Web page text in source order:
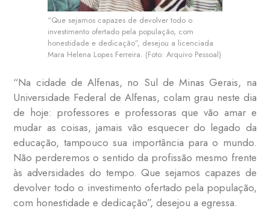
“Que sejamos capazes de devolver todo o
investimento ofertado pela população, com
honestidade e dedicação”, desejou a licenciada
Mara Helena Lopes Ferreira. (Foto: Arquivo Pessoal)
“Na cidade de Alfenas, no Sul de Minas Gerais, na
Universidade Federal de Alfenas, colam grau neste dia
de hoje: professores e professoras que vão amar e
mudar as coisas, jamais vão esquecer do legado da
educação, tampouco sua importância para o mundo.
Não perderemos o sentido da profissão mesmo frente
às adversidades do tempo. Que sejamos capazes de
devolver todo o investimento ofertado pela população,
com honestidade e dedicação”, desejou a egressa.